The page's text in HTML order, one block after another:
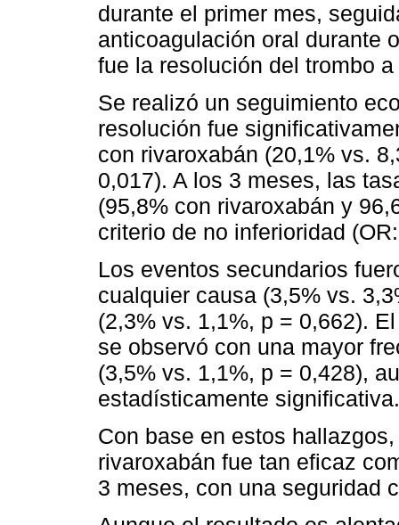
durante el primer mes,
anticoagulación oral durante
fue la resolución del trombo
Se realizó un seguimiento
resolución fue
con rivaroxabán (20,1% vs.
0,017). A los 3 meses, las
(95,8% con rivaroxabán y
criterio de no inferioridad
Los eventos secundarios
cualquier causa (3,5% vs.
(2,3% vs. 1,1%, p = 0,662).
se observó con una mayor
(3,5% vs. 1,1%, p = 0,428),
estadísticamente significativa.
Con base en estos
rivaroxabán fue tan eficaz
3 meses, con una seguridad